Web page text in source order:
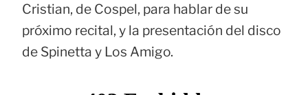
Cristian, de Cospel, para hablar de su
próximo recital, y la presentación del disco
de Spinetta y Los Amigo.